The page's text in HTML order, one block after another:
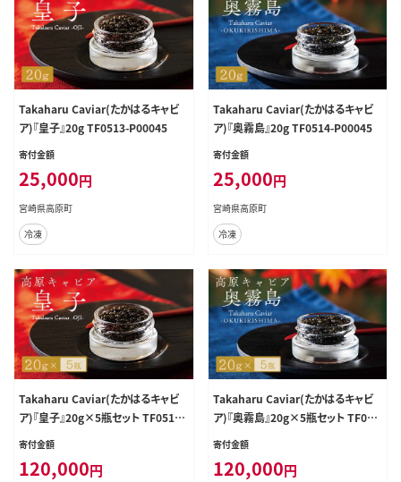
Takaharu Caviar(たかはるキャビ
ア)『皇子』20g TF0513-P00045
寄付金額
25,000円
宮崎県高原町
冷凍
Takaharu Caviar(たかはるキャビ
ア)『奥霧島』20g TF0514-P00045
寄付金額
25,000円
宮崎県高原町
冷凍
Takaharu Caviar(たかはるキャビ
ア)『皇子』20g×5瓶セット TF0515-
P00045
寄付金額
120,000円
Takaharu Caviar(たかはるキャビ
ア)『奥霧島』20g×5瓶セット TF051
6-P00045
寄付金額
120,000円